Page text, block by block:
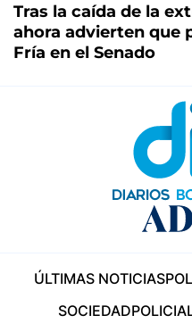
Tras la caída de la
ahora advierten que
Fría en el Senado
ÚLTIMAS NOTICIAS
SOCIEDAD